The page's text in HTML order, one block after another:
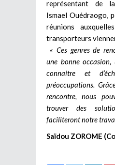
représentant de
Ismael Ouédraogo,
réunions
transporteurs
« Ces genres de
une bonne
connaitre et
préoccupations.
rencontre, nous
trouver des
faciliteront notre
Saïdou ZOROME